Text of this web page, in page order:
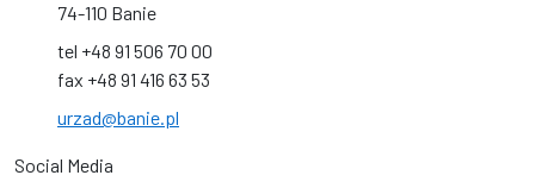
74-110 Banie
tel +48 91 506 70 00
fax +48 91 416 63 53
urzad@banie.pl
Social Media